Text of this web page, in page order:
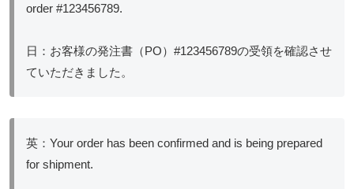
order #123456789.
日：お客様の発注書（PO）#123456789の受領を確認させ
ていただきました。
英：Your order has been confirmed and is being prepared
for shipment.